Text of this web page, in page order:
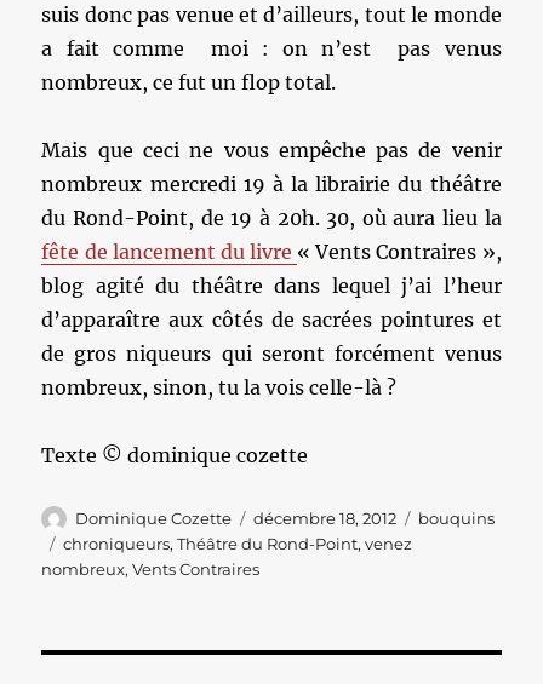
suis donc pas venue et d’ailleurs, tout le monde
a fait comme moi : on n’est pas venus
nombreux, ce fut un flop total.
Mais que ceci ne vous empêche pas de venir
nombreux mercredi 19 à la librairie du théâtre
du Rond-Point, de 19 à 20h. 30, où aura lieu la
fête de lancement du livre « Vents Contraires »,
blog agité du théâtre dans lequel j’ai l’heur
d’apparaître aux côtés de sacrées pointures et
de gros niqueurs qui seront forcément venus
nombreux, sinon, tu la vois celle-là ?
Texte © dominique cozette
Auteur
Dominique Cozette
Publié
le
décembre 18, 2012 Catégories
bouquins
Étiquettes
chroniqueurs,Théâtre du Rond-Point,venez
nombreux,Vents Contraires